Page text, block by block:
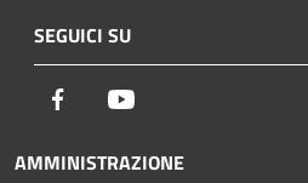
SEGUICI SU
Facebook
AMMINISTRAZIONE